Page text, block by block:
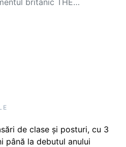
de clase și posturi, cu 3
până la debutul anului